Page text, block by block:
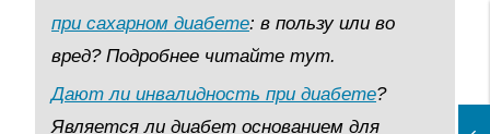
при сахарном диабете: в пользу или во
вред? Подробнее читайте тут.
Дают ли инвалидность при диабете?
Является ли диабет основанием для